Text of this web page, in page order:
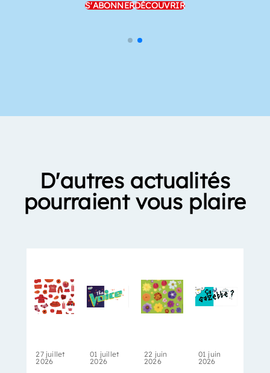
S'ABONNERDÉCOUVRIR
D'autres actualités
pourraient vous plaire
27 juillet
2026
01 juillet
2026
22 juin
2026
01 juin
2026